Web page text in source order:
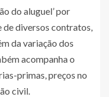
do aluguel’ por
de diversos contratos,
da variação dos
acompanha o
primas, preços no
civil.